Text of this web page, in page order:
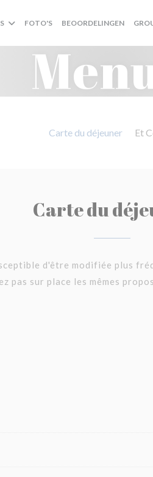
FOTO'S BEOORDELINGEN
Carte du déjeuner Et
Carte du
d'être modifiée plus
pas sur place les mêmes